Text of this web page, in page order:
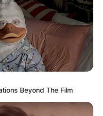
วเกี่ยวกับอารมณ์ของคนทั้ง 7
วันจะมีอารมณ์เป็นเช่นไร ลอง
กิด 7 วันBeyond The Film